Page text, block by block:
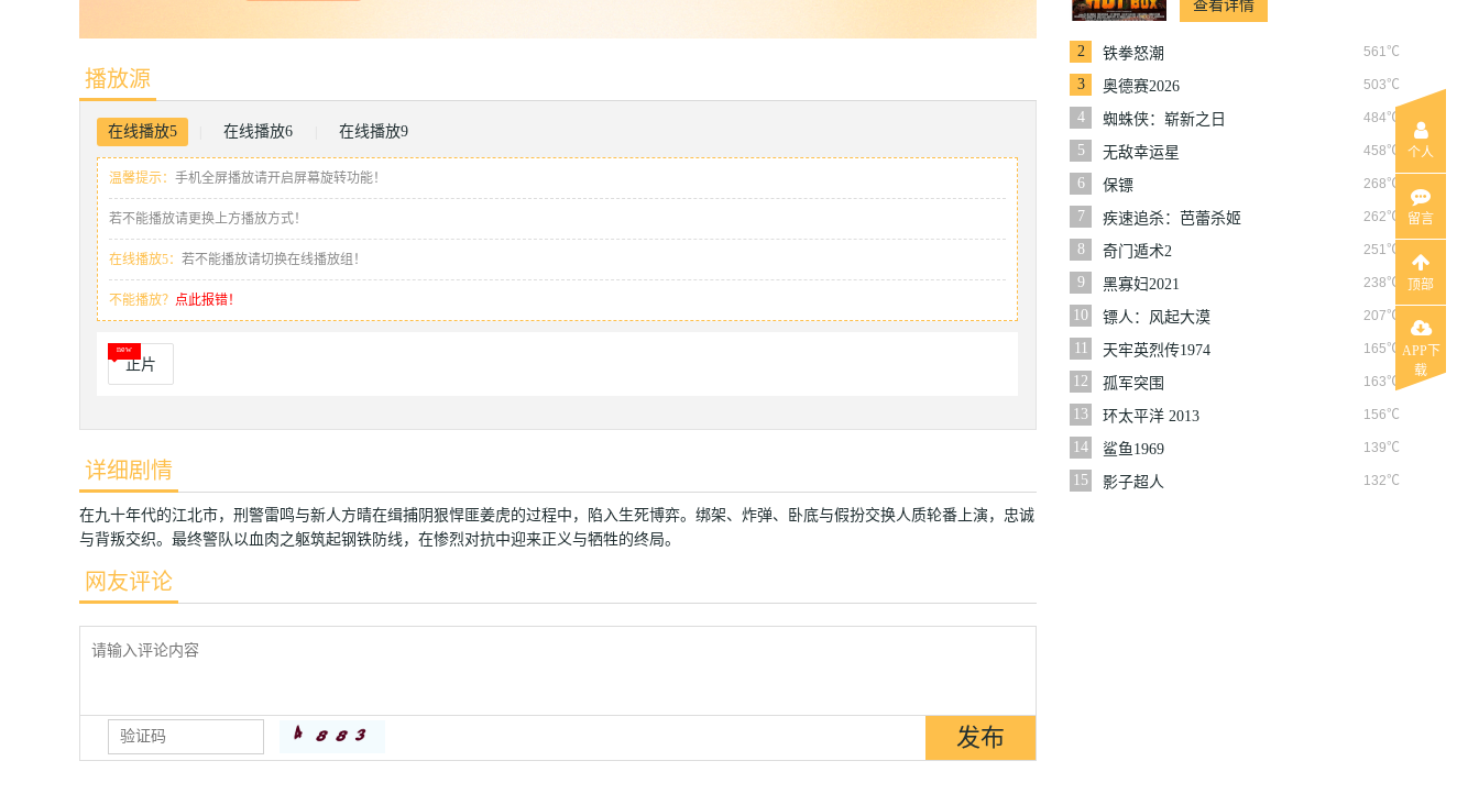
播放源
在线播放5 在线播放6 在线播放9
温馨提示： 手机全屏播放请开启屏幕旋转功能！
若不能播放请更换上方播放方式！
在线播放5： 若不能播放请切换在线播放组！
不能播放？ 点此报错！
正片
详细剧情
在九十年代的江北市，刑警雷鸣与新人方晴在缉捕阴狠悍匪姜虎的过程中，陷入生死博弈。绑架、炸弹、卧底与假扮交换人质轮番上演，忠诚
与背叛交织。最终警队以血肉之躯筑起钢铁防线，在惨烈对抗中迎来正义与牺牲的终局。
网友评论
查看详情
2 561℃
铁拳怒潮
3
503℃
奥德赛2026
4
484℃
蜘蛛侠：崭新之日
5
458℃
无敌幸运星
6
268℃
保镖
7
262℃
疾速追杀：芭蕾杀姬
8
251℃
奇门遁术2
9
238℃
黑寡妇2021
10
207℃
镖人：风起大漠
11
165℃
天牢英烈传1974
12
163℃
孤军突围
13
156℃
环太平洋 2013
14
139℃
鲨鱼1969
15
132℃
影子超人
个人
留言
顶部
APP下
载